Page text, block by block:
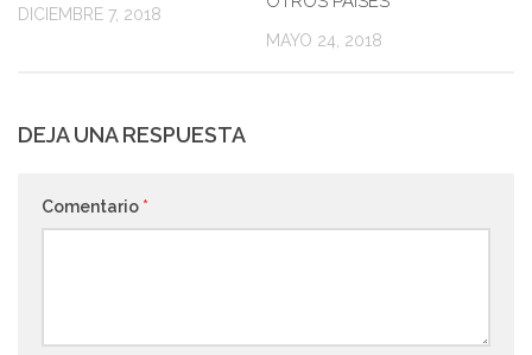
DICIEMBRE 7, 2018
MAYO 24, 2018
DEJA UNA RESPUESTA
Comentario *